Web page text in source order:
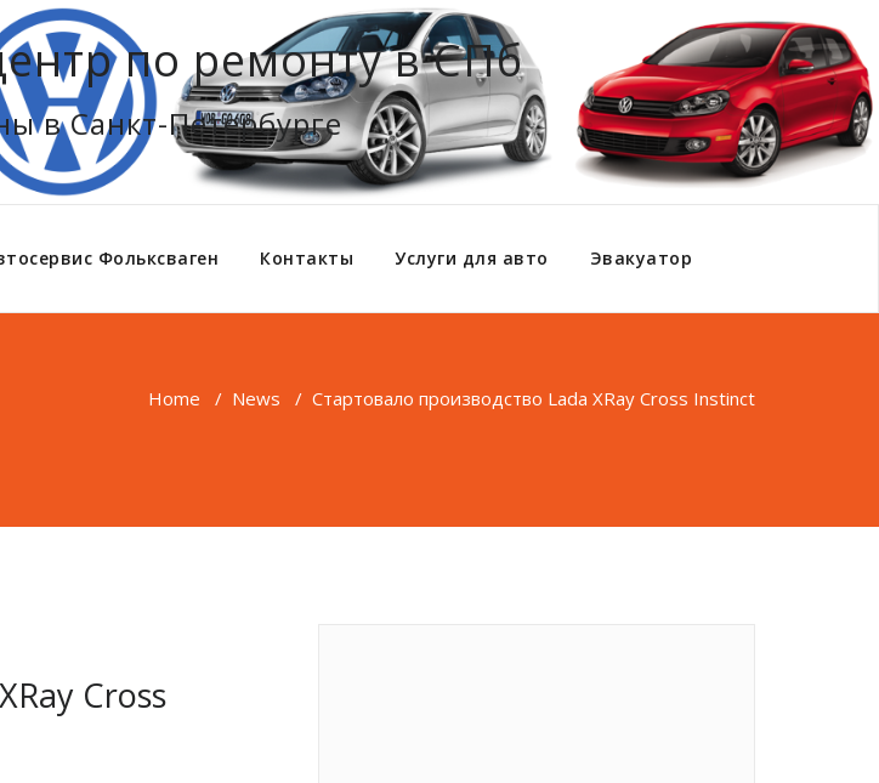
по ремонту в СПб
в Санкт-Петербурге
Фольксваген Контакты Услуги для авто Эвакуатор
Home / News / Стартовало производство Lada XRay Cross Instinct
Cross